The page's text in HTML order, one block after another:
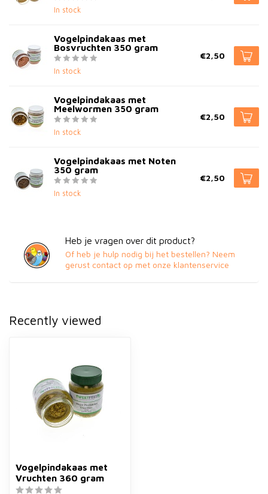
In stock
Vogelpindakaas met
Bosvruchten 350 gram
In stock
€2,50
Vogelpindakaas met
Meelwormen 350 gram
In stock
€2,50
Vogelpindakaas met Noten
350 gram
In stock
€2,50
Heb je vragen over dit product?
Of heb je hulp nodig bij het bestellen? Neem
gerust contact op met onze klantenservice
Recently viewed
Vogelpindakaas met
Vruchten 360 gram